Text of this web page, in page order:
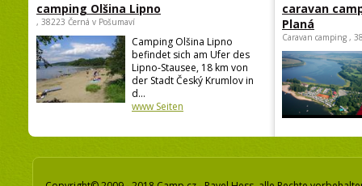
camping Olšina Lipno
, 38223 Černá v Pošumaví
Camping Olšina Lipno
befindet sich am Ufer des
Lipno-Stausee, 18 km von
der Stadt Český Krumlov in
d...
www Seiten
caravan
Planá
Caravan camping ,